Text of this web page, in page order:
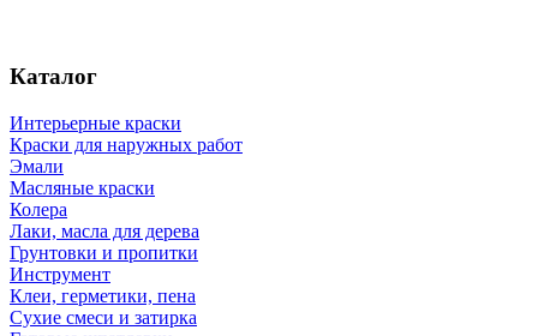
Каталог
Интерьерные краски
Краски для наружных работ
Эмали
Масляные краски
Колера
Лаки, масла для дерева
Грунтовки и пропитки
Инструмент
Клеи, герметики, пена
Сухие смеси и затирка